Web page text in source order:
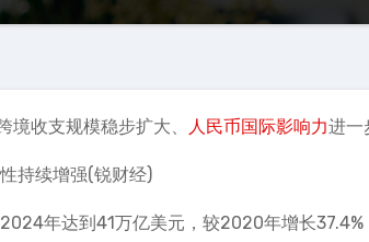
境收支规模稳步扩大、 人民币国际影响力进
持续增强(锐财经)
年达到41万亿美元，较2020年增长